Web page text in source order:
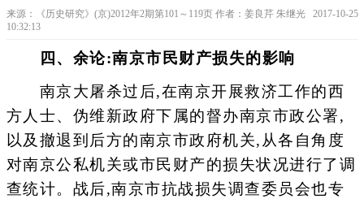
来源：《历史研究》(京)2012年2期第101～119页 作者：姜良芹 朱继光 2017-10-25
10:32:13
四、余论:南京市民财产损失的影响
南京大屠杀过后,在南京开展救济工作的西
方人士、伪维新政府下属的督办南京市政公署,
以及撤退到后方的南京市政府机关,从各自角度
对南京公私机关或市民财产的损失状况进行了调
查统计。战后,南京市抗战损失调查委员会也专